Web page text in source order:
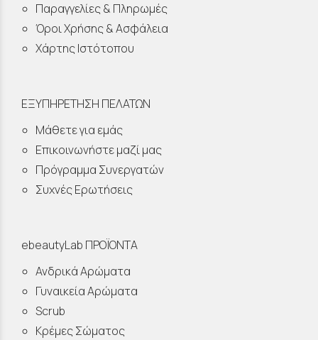
Παραγγελίες & Πληρωμές
Όροι Χρήσης & Ασφάλεια
Χάρτης Ιστότοπου
ΕΞΥΠΗΡΕΤΗΣΗ ΠΕΛΑΤΩΝ
Μάθετε για εμάς
Επικοινωνήστε μαζί μας
Πρόγραμμα Συνεργατών
Συχνές Ερωτήσεις
ebeautyLab ΠΡΟΪΟΝΤΑ
Ανδρικά Αρώματα
Γυναικεία Αρώματα
Scrub
Κρέμες Σώματος